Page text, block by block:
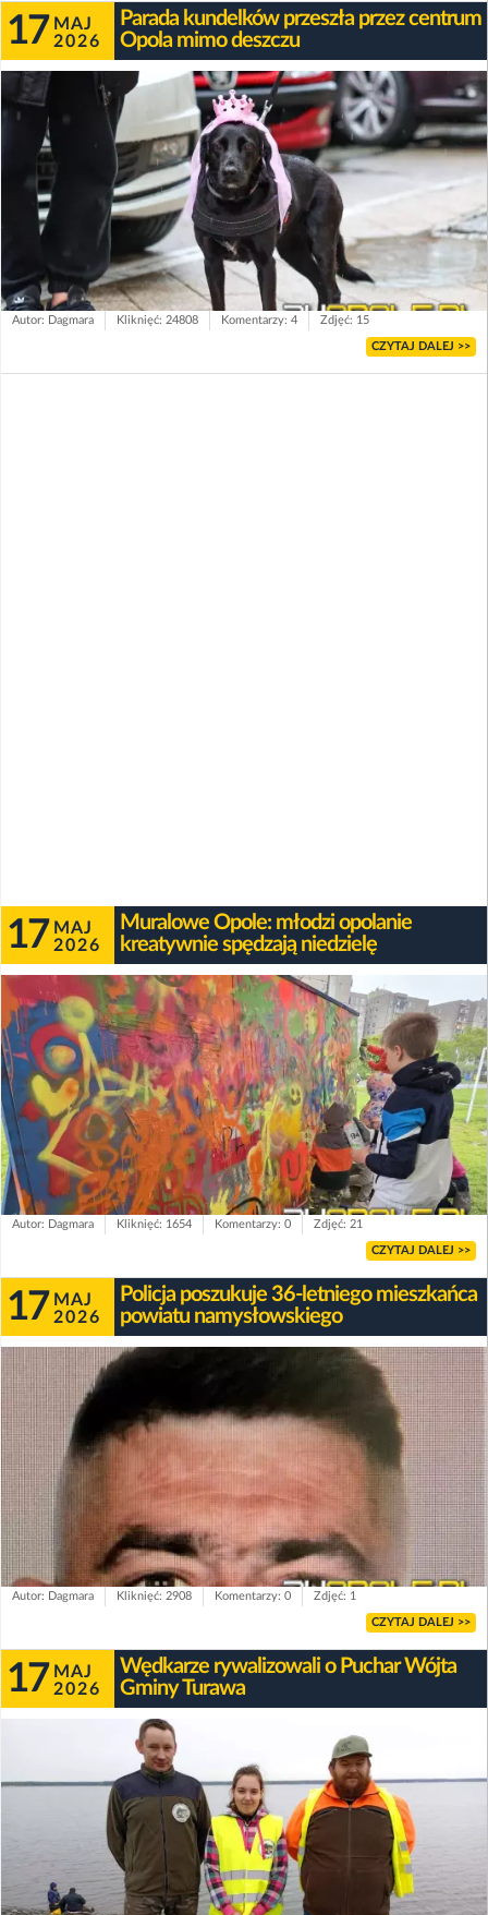
17 MAJ
2026
Parada kundelków przeszła przez centrum
Opola mimo deszczu
Autor: Dagmara Kliknięć: 24808 Komentarzy: 4 Zdjęć: 15
CZYTAJ DALEJ >>
17 MAJ
2026
Muralowe Opole: młodzi opolanie
kreatywnie spędzają niedzielę
Autor: Dagmara Kliknięć: 1654 Komentarzy: 0 Zdjęć: 21
CZYTAJ DALEJ >>
17 MAJ
2026
Policja poszukuje 36-letniego mieszkańca
powiatu namysłowskiego
Autor: Dagmara Kliknięć: 2908 Komentarzy: 0 Zdjęć: 1
CZYTAJ DALEJ >>
17 MAJ
2026
Wędkarze rywalizowali o Puchar Wójta
Gminy Turawa